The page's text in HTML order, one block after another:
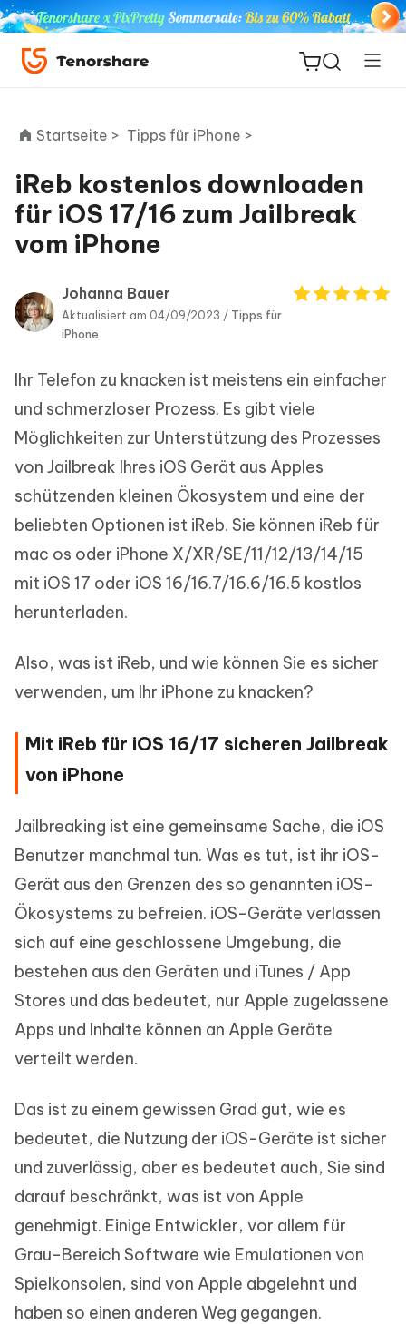
ReiBoot
for iOS
PDF
Editor
Neu
Startseite > Tipps für iPhone >
iReb kostenlos downloaden
für iOS 17/16 zum Jailbreak
vom iPhone
Johanna Bauer
Aktualisiert am 04/09/2023 / Tipps für
iPhone
Ihr Telefon zu knacken ist meistens ein einfacher
und schmerzloser Prozess. Es gibt viele
Möglichkeiten zur Unterstützung des Prozesses
von Jailbreak Ihres iOS Gerät aus Apples
schützenden kleinen Ökosystem und eine der
beliebten Optionen ist iReb. Sie können iReb für
mac os oder iPhone X/XR/SE/11/12/13/14/15
mit iOS 17 oder iOS 16/16.7/16.6/16.5 kostlos
herunterladen.
Also, was ist iReb, und wie können Sie es sicher
verwenden, um Ihr iPhone zu knacken?
Mit iReb für iOS 16/17 sicheren Jailbreak
von iPhone
Jailbreaking ist eine gemeinsame Sache, die iOS
Benutzer manchmal tun. Was es tut, ist ihr iOS-
Gerät aus den Grenzen des so genannten iOS-
Ökosystems zu befreien. iOS-Geräte verlassen
sich auf eine geschlossene Umgebung, die
bestehen aus den Geräten und iTunes / App
Stores und das bedeutet, nur Apple zugelassene
Apps und Inhalte können an Apple Geräte
verteilt werden.
Das ist zu einem gewissen Grad gut, wie es
bedeutet, die Nutzung der iOS-Geräte ist sicher
und zuverlässig, aber es bedeutet auch, Sie sind
darauf beschränkt, was ist von Apple
genehmigt. Einige Entwickler, vor allem für
Grau-Bereich Software wie Emulationen von
Spielkonsolen, sind von Apple abgelehnt und
haben so einen anderen Weg gegangen.